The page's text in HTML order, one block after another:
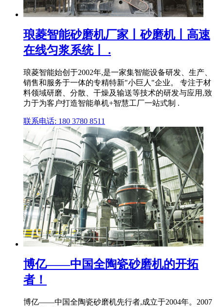
琅菱智能砂磨机厂家丨砂磨机丨高速
在线匀浆系统丨 .
琅菱智能始创于2002年,是一家集智能设备研发、生产、
销售和服务于一体的专精特新"小巨人"企业。 专注于材
料领域研磨、分散、干燥及输送等技术的研发与应用,致
力于为客户打造智能单机+智慧工厂一站式制 .
联系电话: 180 3780 8511
博亿——中国全陶瓷砂磨机的开拓
者！
博亿——中国全陶瓷砂磨机先行者,成立于2004年。2007